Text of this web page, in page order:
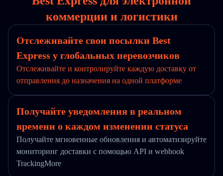
коммерции и логистики
Отслеживайте свои посылки Best
Express у глобальных перевозчиков
Отслеживайте и контролируйте каждую доставку от
отправления до назначения на одной платформе
Получайте уведомления в реальном
времени о каждом изменении статуса
Получайте мгновенные обновления и автоматизируйте
мониторинг доставки с помощью API и webhook
TrackingMore